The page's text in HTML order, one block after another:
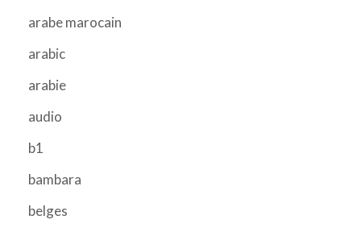
arabe marocain
arabic
arabie
audio
b1
bambara
belges